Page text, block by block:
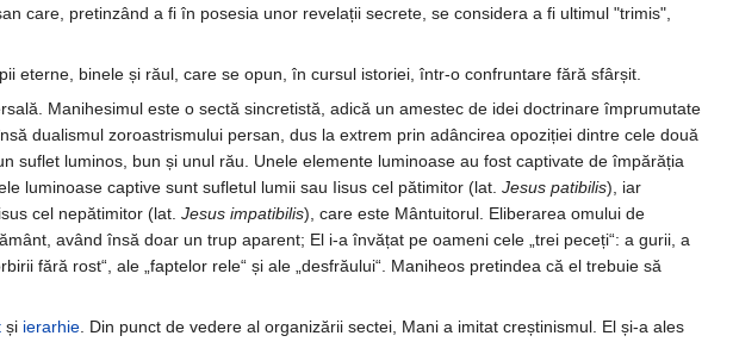
care, pretinzând a fi în posesia unor revelații secrete, se considera a fi ultimul "trimis",
eterne, binele și răul, care se opun, în cursul istoriei, într-o confruntare fără sfârșit.
Manihesimul este o sectă sincretistă, adică un amestec de idei doctrinare împrumutate
dualismul zoroastrismului persan, dus la extrem prin adâncirea opoziției dintre cele două
suflet luminos, bun și unul rău. Unele elemente luminoase au fost captivate de împărăția
luminoase captive sunt sufletul lumii sau Iisus cel pătimitor (lat. Jesus patibilis), iar
cel nepătimitor (lat. Jesus impatibilis), care este Mântuitorul. Eliberarea omului de
având însă doar un trup aparent; El i-a învățat pe oameni cele „trei peceți“: a gurii, a
fără rost“, ale „faptelor rele“ și ale „desfrăului“. Maniheos pretindea că el trebuie să
și ierarhie. Din punct de vedere al organizării sectei, Mani a imitat creștinismul. El și-a ales